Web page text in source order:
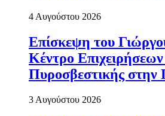
4 Αυγούστου 2026
Επίσκεψη του
Κέντρο
Πυροσβεστικής στην
3 Αυγούστου 2026